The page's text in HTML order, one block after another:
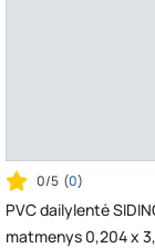
0/5 (0)
PVC dailylentė
matmenys 0,204 x